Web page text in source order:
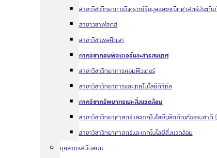
สาขาวิชาวิทยาการวิเคราะห์ข้อมูลและคณิตศาสตร์ประกั
สาขาวิชาฟิสิกส์
สาขาวิชาพลศึกษา
ภาควิชาคอมพิวเตอร์และสารสนเทศ
สาขาวิชาวิทยาการคอมพิวเตอร์
สาขาวิชาวิทยาการและเทคโนโลยีดิจิทัล
ภาควิชาทรัพยากรและสิ่งแวดล้อม
สาขาวิชาวิทยาศาสตร์และเทคโนโลยีผลิตภัณฑ์ธรรมชาติ
สาขาวิชาวิทยาศาสตร์และเทคโนโลยีสิ่งแวดล้อม
บุคลากรสนับสนุน